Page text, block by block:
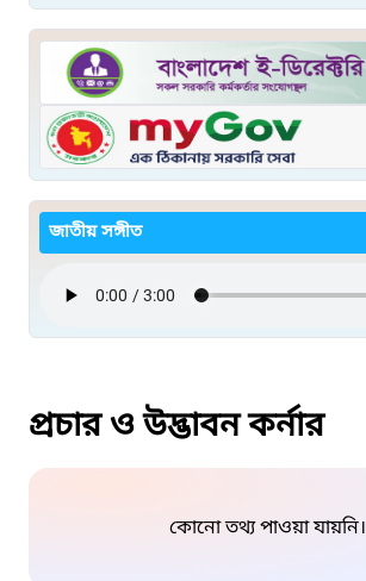
জাতীয় সঙ্গীত
প্রচার ও উদ্ভাবন কর্নার
কোনো তথ্য পাওয়া যায়নি।